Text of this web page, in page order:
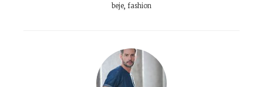
beje, fashion